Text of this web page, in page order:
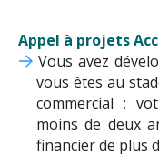
Appel à projets
Vous avez
vous êtes au
commercial ;
moins de deux
financier de plus